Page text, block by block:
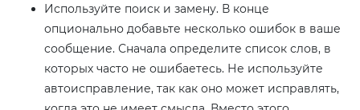
Используйте поиск и замену. В конце
опционально добавьте несколько ошибок в ваше
сообщение. Сначала определите список слов, в
которых часто не ошибаетесь. Не используйте
автоисправление, так как оно может исправлять,